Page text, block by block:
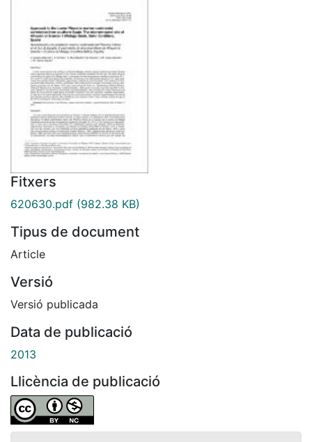
Fitxers
620630.pdf (982.38 KB)
Tipus de document
Article
Versió
Versió publicada
Data de publicació
2013
Llicència de publicació